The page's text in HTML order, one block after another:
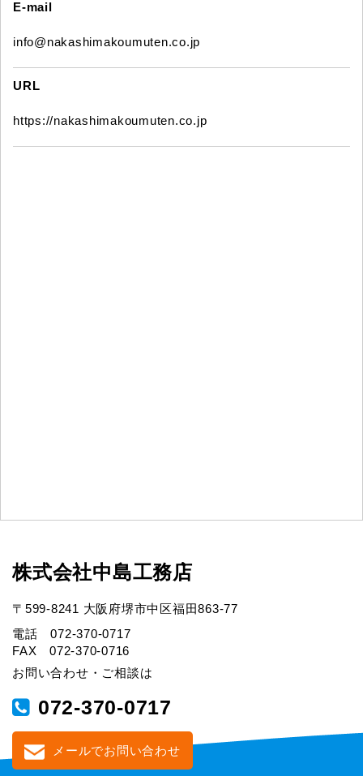
E-mail
info@nakashimakoumuten.co.jp
URL
https://nakashimakoumuten.co.jp
株式会社中島工務店
〒599-8241 大阪府堺市中区福田863-77
電話 072-370-0717
FAX 072-370-0716
お問い合わせ・ご相談は
072-370-0717
メールでお問い合わせ